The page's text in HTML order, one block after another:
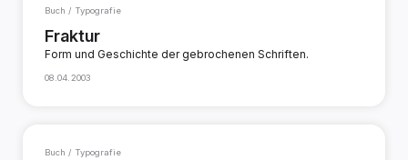
Buch / Typografie
Fraktur
Form und Geschichte der gebrochenen Schriften.
08.04.2003
Buch / Typografie